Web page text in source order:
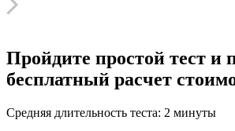
Пройдите простой тест и
бесплатный расчет
Средняя длительность теста: 2 минуты